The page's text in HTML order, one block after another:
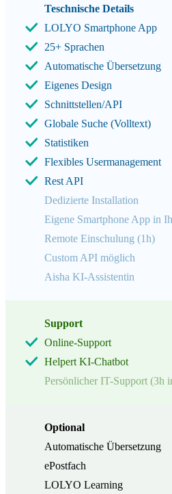
Teschnische Details
LOLYO Smartphone App
25+ Sprachen
Automatische Übersetzung
Eigenes Design
Schnittstellen/API
Globale Suche (Volltext)
Statistiken
Flexibles Usermanagement
Rest API
Dedizierte Installation
Eigene Smartphone App in
Remote Einschulung (1h)
Custom API möglich
Aisha KI-Assistentin
Support
Online-Support
Helpert KI-Chatbot
Persönlicher IT-Support (3h
Optional
Automatische Übersetzung
ePostfach
LOLYO Learning